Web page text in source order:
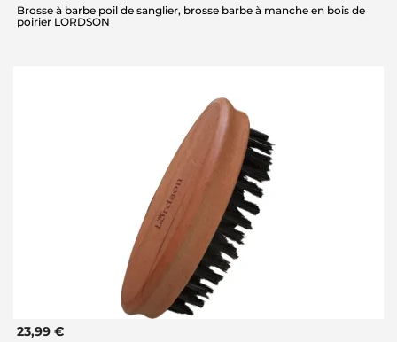
Brosse à barbe poil de sanglier, brosse barbe à manche en bois de
poirier LORDSON
23,99 €